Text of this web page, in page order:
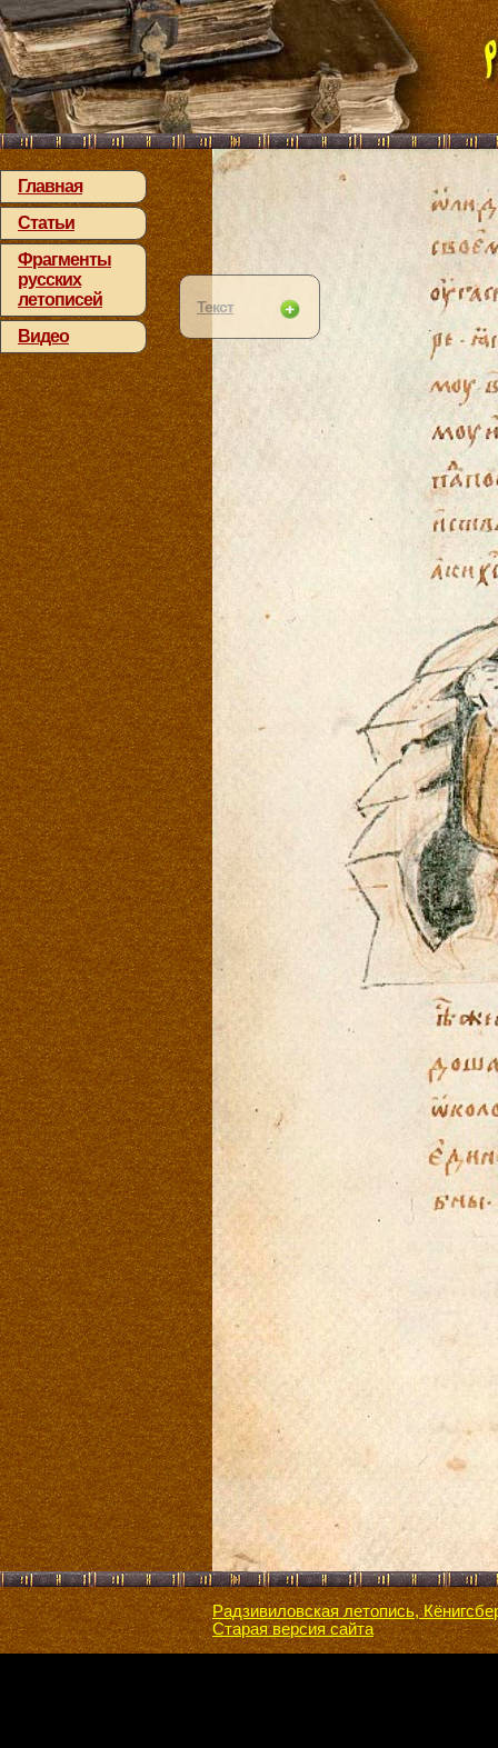
Главная
Статьи
Фрагменты
русских
летописей
Видео
Текст
Радзивиловская летопись,
Старая версия сайта